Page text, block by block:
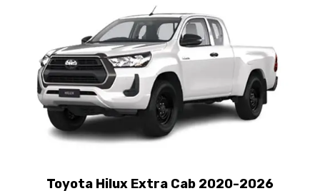
Toyota Hilux Extra Cab 2020-2026